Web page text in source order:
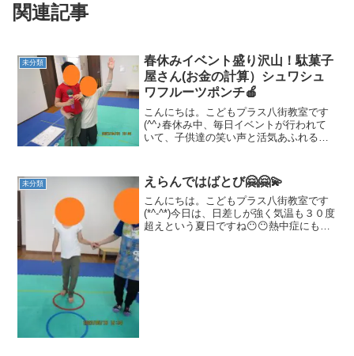
関連記事
未分類
春休みイベント盛り沢山！駄菓子
屋さん(お金の計算）シュワシュ
ワフルーツポンチ🍎
こんにちは。こどもプラス八街教室です
(^^♪春休み中、毎日イベントが行われて
いて、子供達の笑い声と活気あふれる声
姉さんになりました♪皆の前で自己紹介を
しましょう！と...
未分類 えらんではばとび🤗🤗💫
こんにちは。こどもプラス八街教室です
(*^-^*)今日は、日差しが強く気温も３０度
超えという夏日ですね😶😶熱中症にもお